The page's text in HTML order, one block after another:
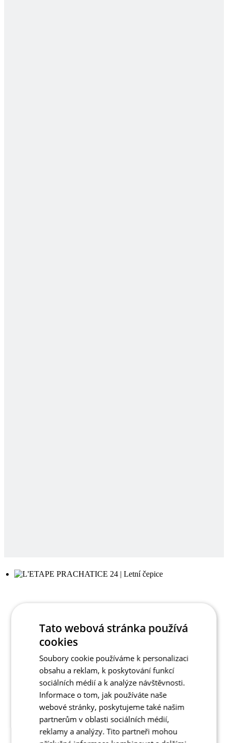
Tato webová stránka používá
cookies
Soubory cookie používáme k personalizaci
obsahu a reklam, k poskytování funkcí
sociálních médií a k analýze návštěvnosti.
Informace o tom, jak používáte naše
webové stránky, poskytujeme také našim
partnerům v oblasti sociálních médií,
reklamy a analýzy. Tito partneři mohou